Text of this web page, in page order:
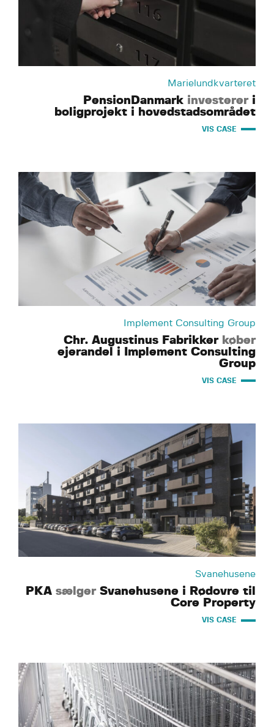
Marielundkvarteret
PensionDanmark investereri
boligprojekt i hovedstadsområdet
VIS CASE
Implement Consulting Group
Chr. Augustinus Fabrikker køber
ejerandel i Implement Consulting
Group
VIS CASE
Svanehusene
PKA sælgerSvanehusene i Rødovre til
Core Property
VIS CASE